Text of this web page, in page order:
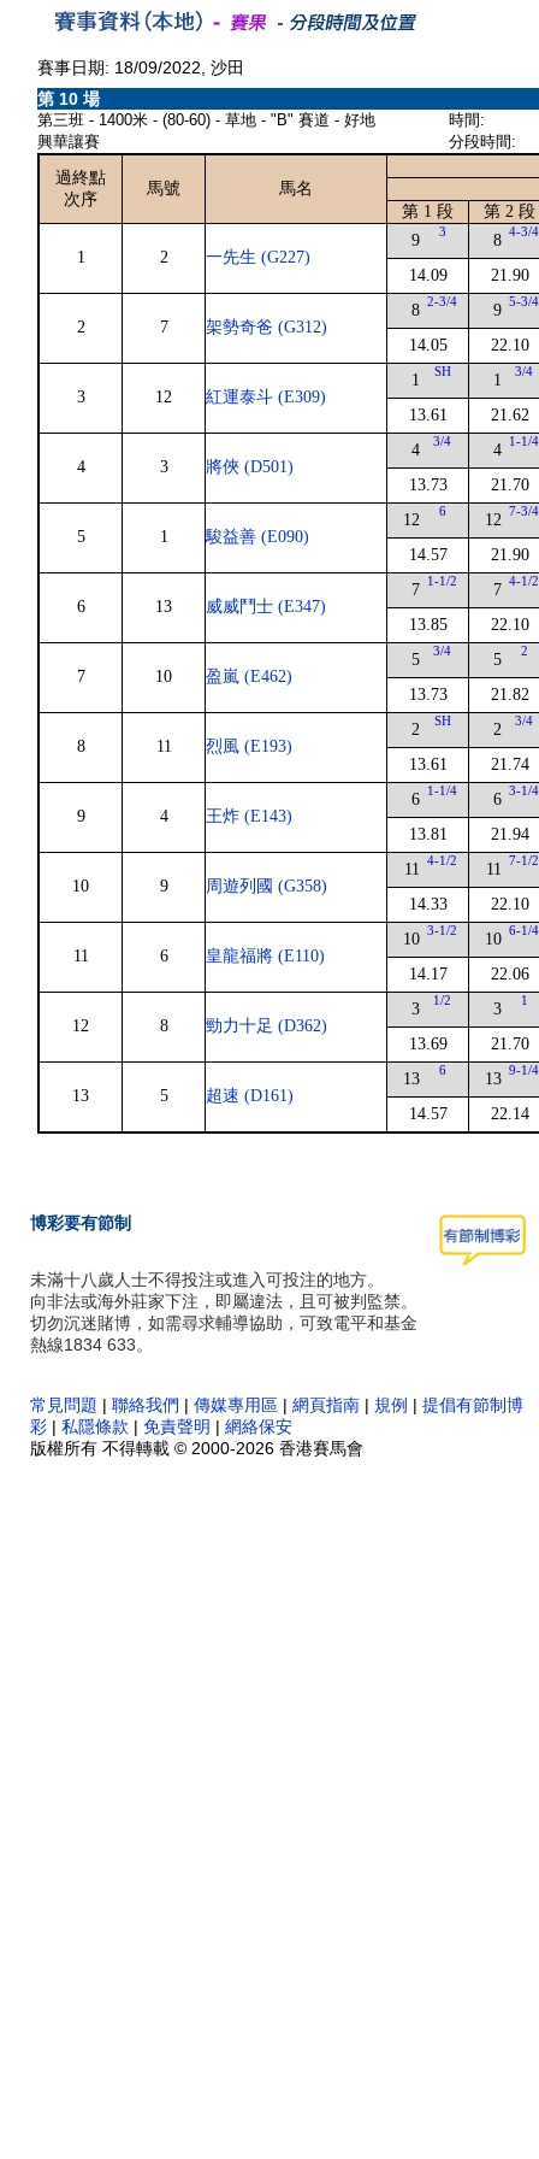
賽事日期: 18/09/2022, 沙田
第 10 場
第三班 - 1400米 - (80-60) - 草地 - "B" 賽道 - 好地
興華讓賽
時間:
分段時間:
過終點
次序
馬號
馬名
第 1 段
第 2 段
1 2 一先生 (G227)
9 3
14.09
8 4-3/4
21.90
2 7 架勢奇爸 (G312)
8 2-3/4
14.05
9 5-3/4
22.10
3 12 紅運泰斗 (E309)
1 SH
13.61
1 3/4
21.62
4 3 將俠 (D501)
4 3/4
13.73
4 1-1/4
21.70
5 1 駿益善 (E090)
12 6
14.57
12 7-3/4
21.90
6 13 威威鬥士 (E347)
7 1-1/2
13.85
7 4-1/2
22.10
7 10 盈嵐 (E462)
5 3/4
13.73
5 2
21.82
8 11 烈風 (E193)
2 SH
13.61
2 3/4
21.74
9 4 王炸 (E143)
6 1-1/4
13.81
6 3-1/4
21.94
10 9 周遊列國 (G358)
11 4-1/2
14.33
11 7-1/2
22.10
11 6 皇龍福將 (E110)
10 3-1/2
14.17
10 6-1/4
22.06
12 8 勁力十足 (D362)
3 1/2
13.69
3 1
21.70
13 5 超速 (D161)
13 6
14.57
13 9-1/4
22.14
博彩要有節制
未滿十八歲人士不得投注或進入可投注的地方。
向非法或海外莊家下注，即屬違法，且可被判監禁。
切勿沉迷賭博，如需尋求輔導協助，可致電平和基金
熱線1834 633。
常見問題 | 聯絡我們 | 傳媒專用區 | 網頁指南 | 規例 | 提倡有節制博
彩 | 私隱條款 | 免責聲明 | 網絡保安
版權所有 不得轉載 © 2000-2026 香港賽馬會